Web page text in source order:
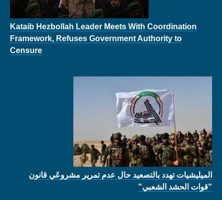
Kataib Hezbollah Leader Meets With Coordination
Framework, Refuses Government Authority to
Censure
الميليشيات تهدد بالتصعيد حال عدم تمرير مشروعَي قانون
"قوات الحشد الشعبي"